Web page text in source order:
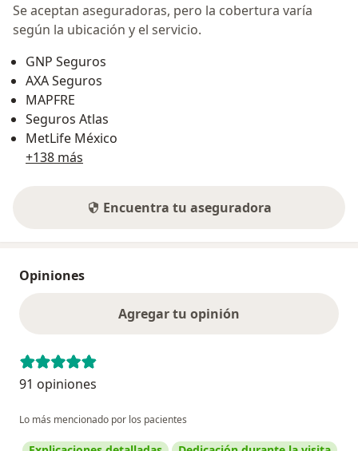
Se aceptan aseguradoras, pero la cobertura varía
según la ubicación y el servicio.
GNP Seguros
AXA Seguros
MAPFRE
Seguros Atlas
MetLife México
+138 más
Encuentra tu aseguradora
Opiniones
Agregar tu opinión
91 opiniones
Lo más mencionado por los pacientes